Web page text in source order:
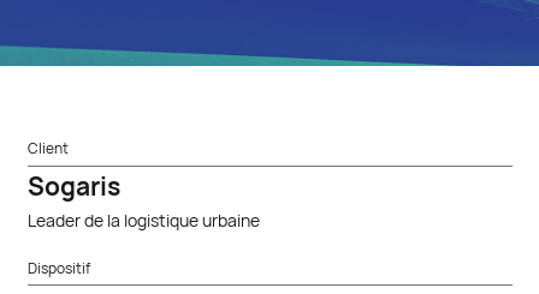
Client
Sogaris
Leader de la logistique urbaine
Dispositif